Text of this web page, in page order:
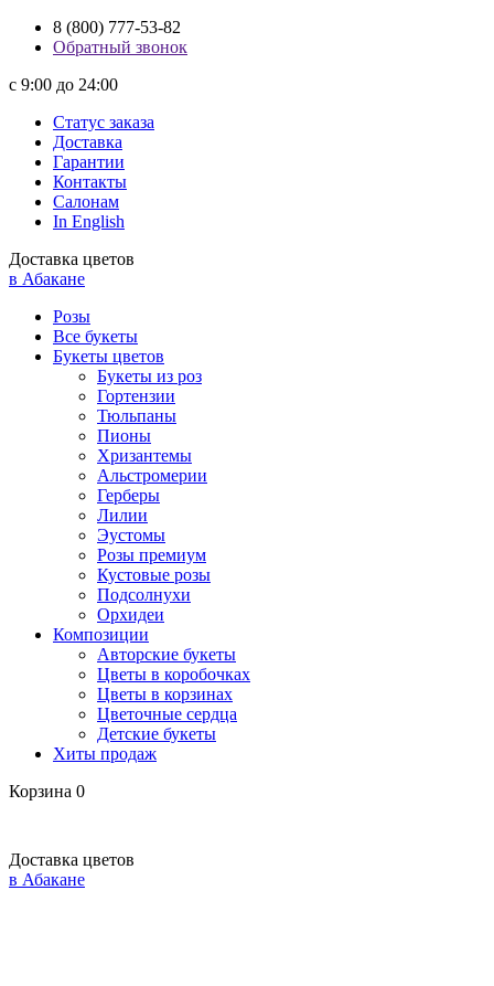
8 (800) 777-53-82
Обратный звонок
с 9:00 до 24:00
Статус заказа
Доставка
Гарантии
Контакты
Салонам
In English
Доставка цветов
в Абакане
Розы
Все букеты
Букеты цветов
Букеты из роз
Гортензии
Тюльпаны
Пионы
Хризантемы
Альстромерии
Герберы
Лилии
Эустомы
Розы премиум
Кустовые розы
Подсолнухи
Орхидеи
Композиции
Авторские букеты
Цветы в коробочках
Цветы в корзинах
Цветочные сердца
Детские букеты
Хиты продаж
Корзина 0
Доставка цветов
в Абакане